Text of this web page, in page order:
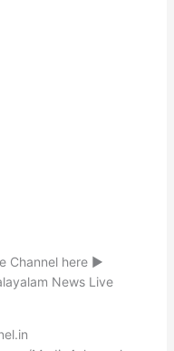
Channel here ►
News Live